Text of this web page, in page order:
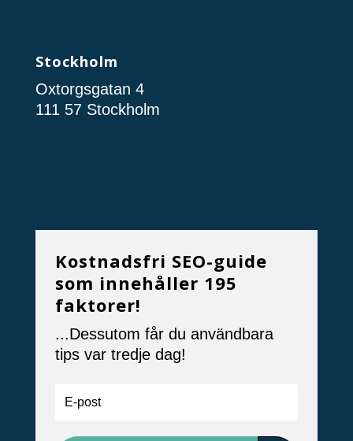
Stockholm
Oxtorgsgatan 4
111 57 Stockholm
Kostnadsfri SEO-guide
som innehåller 195
faktorer!
...Dessutom får du användbara
tips var tredje dag!